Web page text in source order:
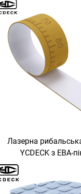
Лазерна
YCDECK з ЕВА-
самоклейним
рибальських яхт та